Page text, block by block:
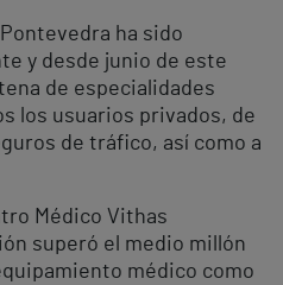
ha sido
y desde junio de este
de especialidades
los usuarios privados, de
de tráfico, así como a
Médico Vithas
superó el medio millón
médico como